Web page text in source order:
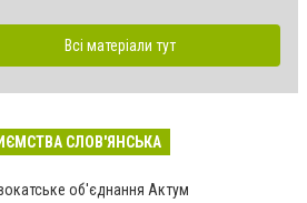
Всі матеріали тут
СЛОВ'ЯНСЬКА
об'єднання Актум